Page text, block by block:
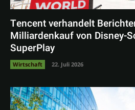
Tencent verhandelt
Milliardenkauf von Disney-
SuperPlay
Wirtschaft 22. Juli 2026